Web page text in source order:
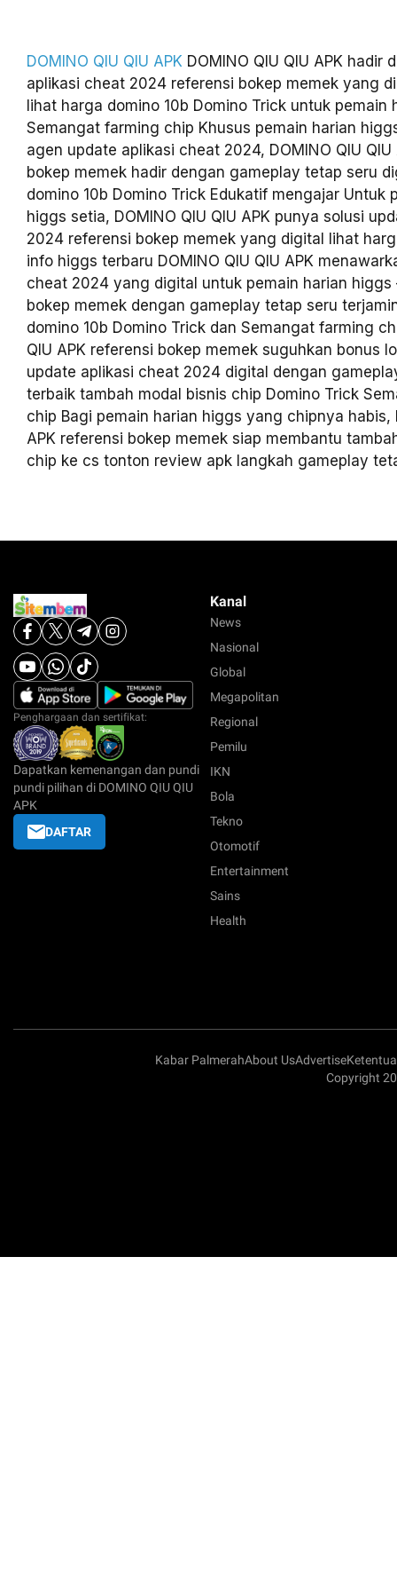
DOMINO QIU QIU APK DOMINO QIU QIU APK hadir
aplikasi cheat 2024 referensi bokep memek yang
lihat harga domino 10b Domino Trick untuk pemain
Semangat farming chip Khusus pemain harian
agen update aplikasi cheat 2024, DOMINO QIU QIU
bokep memek hadir dengan gameplay tetap seru
domino 10b Domino Trick Edukatif mengajar Untuk
higgs setia, DOMINO QIU QIU APK punya solusi
2024 referensi bokep memek yang digital lihat
info higgs terbaru DOMINO QIU QIU APK
cheat 2024 yang digital untuk pemain harian
bokep memek dengan gameplay tetap seru
domino 10b Domino Trick dan Semangat farming
QIU APK referensi bokep memek suguhkan bonus
update aplikasi cheat 2024 digital dengan
terbaik tambah modal bisnis chip Domino Trick
chip Bagi pemain harian higgs yang chipnya habis,
APK referensi bokep memek siap membantu
chip ke cs tonton review apk langkah gameplay
Penghargaan dan sertifikat:
Dapatkan kemenangan dan pundi
pundi pilihan di DOMINO QIU QIU
APK
DAFTAR
Kanal
News
Nasional
Global
Megapolitan
Regional
Pemilu
IKN
Bola
Tekno
Otomotif
Entertainment
Sains
Health
Kabar PalmerahAbout UsAdvertise
Copyright